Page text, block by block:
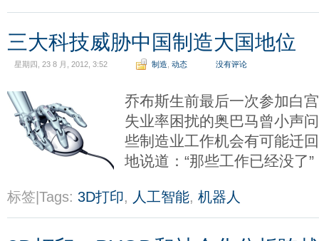
三大科技威胁中国制造大国地位
星期四, 23 8 月, 2012, 3:52 制造 动态 没有评论
乔布斯生前最后一次参加白
失业率困扰的奥巴马曾小声
些制造业工作机会有可能迁
地说道：“那些工作已经没了”
标签|Tags: 3D打印, 人工智能, 机器人